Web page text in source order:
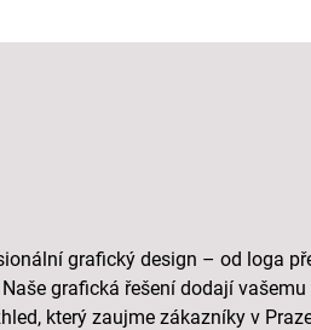
grafický design – od loga
grafická řešení dodají
který zaujme zákazníky v